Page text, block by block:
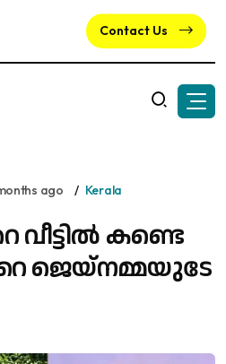
Contact Us
ago Kerala
വീ​ട്ടി​ല്‍ ക​ണ്ടെ​
ജെ​യ്‌​ന​മ്മ​യു​ടേ​